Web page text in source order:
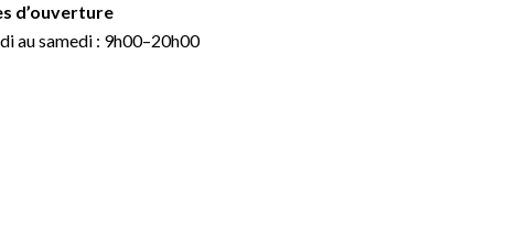
d’ouverture
au samedi : 9h00–20h00